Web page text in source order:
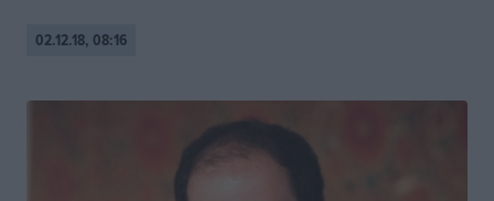
02.12.18, 08:16